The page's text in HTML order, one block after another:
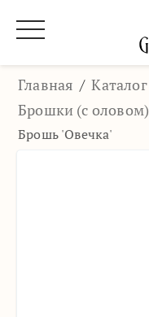
Главная / Каталог
Брошки (с оловом)
Брошь 'Овечка'